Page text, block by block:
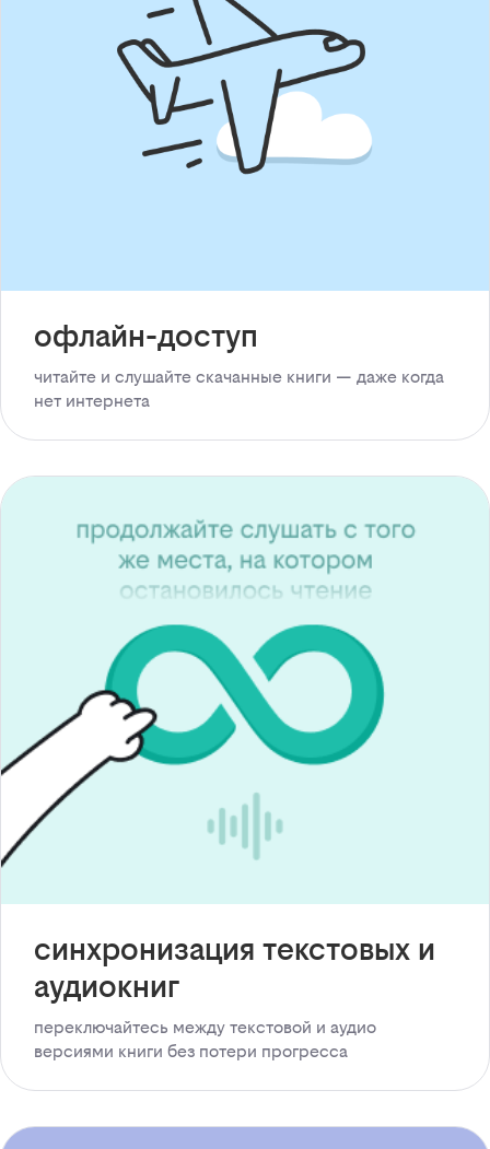
офлайн-доступ
читайте и слушайте скачанные книги — даже когда
нет интернета
синхронизация текстовых и
аудиокниг
переключайтесь между текстовой и аудио
версиями книги без потери прогресса